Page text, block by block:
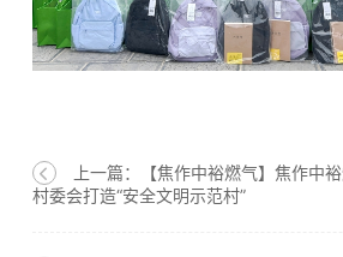
上一篇：【焦作中裕燃气】焦作中
村委会打造“安全文明示范村”